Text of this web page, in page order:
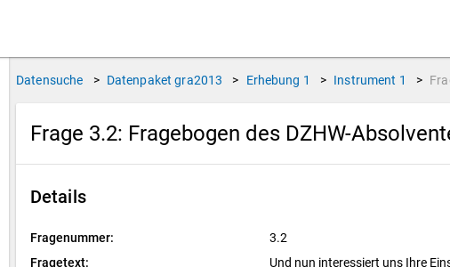
Datensuche > Datenpaket gra2013 > Erhebung 1 > Instrument 1 >
Frage 3.2: Fragebogen des DZHW-
Details
Fragenummer:
3.2
Fragetext:
Und nun interessiert uns Ihre